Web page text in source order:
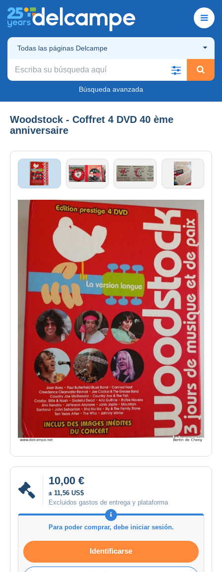
Todas las páginas Delcampe
Búsqueda avanzada
Woodstock - Coffret 4 DVD 40 ème
anniversaire
10,00 €
± 11,56 US$
Excluidos gastos de entrega y plataforma
Para poder comprar, debe iniciar sesión.
Identificarse